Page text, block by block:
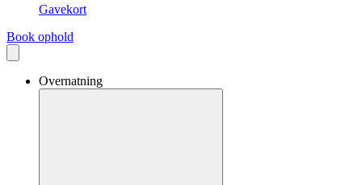
Gavekort
Book ophold
Overnatning